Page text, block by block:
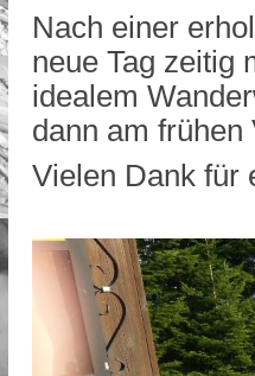
Nach einer
neue Tag zeitig
idealem
dann am frühen
Vielen Dank für